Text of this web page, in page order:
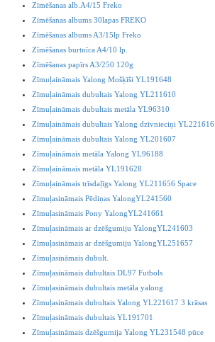
Zīmēšanas alb.A4/15 Freko
Zīmēšanas albums 30lapas FREKO
Zīmēšanas albums A3/15lp Freko
Zīmēšanas burtnīca A4/10 lp.
Zīmēšanas papīrs A3/250 120g
Zīmuļaināmais Yalong Mošķīši YL191648
Zīmuļaināmais dubultais Yalong YL211610
Zīmuļaināmais dubultais metāla YL96310
Zīmuļaināmais dubultais Yalong dzīvnieciņi YL221616
Zīmuļaināmais dubultais Yalong YL201607
Zīmuļaināmais metāla Yalong YL96188
Zīmuļaināmais metāla YL191628
Zīmuļaināmais trīsdaļīgs Yalong YL211656 Space
Zīmuļasināmais Pēdiņas YalongYL241560
Zīmuļasināmais Pony YalongYL241661
Zīmuļasināmais ar dzēšgumiju YalongYL241603
Zīmuļasināmais ar dzēšgumiju YalongYL251657
Zīmuļasināmais dubult.
Zīmuļasināmais dubultais DL97 Futbols
Zīmuļasināmais dubultais metāla yalong
Zīmuļasināmais dubultais Yalong YL221617 3 krāsas
Zīmuļasināmais dubultais YL191701
Zīmuļasināmais dzēšgumija Yalong YL231548 pūce